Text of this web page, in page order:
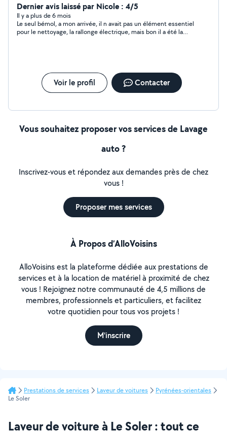
DEPANNAGE PEINTURE REFECTION DE PIECES
COMPLETES GROS MENAGE ET RANGEMENT POSE DE
TRINGLES D ETAGERES ETC...ESSAYEZ....
Dernier avis laissé par Nicole : 4/5
Il y a plus de 6 mois
Le seul bémol, a mon arrivée, il n avait pas un élément essentiel
pour le nettoyage, la rallonge électrique, mais bon il a été la
Voir le profil Contacter
Vous souhaitez proposer vos services de Lavage
auto ?
Inscrivez-vous et répondez aux demandes près de chez
vous !
Proposer mes services
À Propos d’AlloVoisins
AlloVoisins est la plateforme dédiée aux prestations de
services et à la location de matériel à proximité de chez
vous ! Rejoignez notre communauté de 4,5 millions de
membres, professionnels et particuliers, et facilitez
votre quotidien pour tous vos projets !
M'inscrire
Prestations de services Laveur de voitures
Pyrénées-orientales
Le Soler
Laveur de voiture à Le Soler : tout ce